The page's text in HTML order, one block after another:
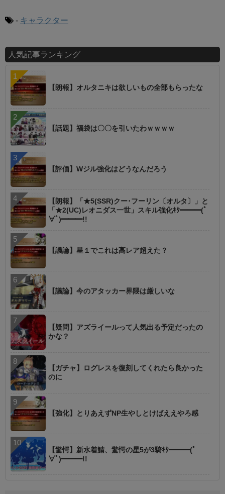
- キャラクター
人気記事ランキング
【朗報】オルタニキは欲しいもの全部もらったな
【話題】福袋は〇〇を引いたわｗｗｗｗ
【評価】Wジル強化はどうなんだろう
【朗報】「★5(SSR)クー･フーリン〔オルタ〕」と
「★2(UC)レオニダス一世」スキル強化ｷﾀ━━━(ﾟ
∀ﾟ)━━━!!
【議論】星１でこれは高レア超えた？
【議論】今のアタッカー界隈は厳しいな
【疑問】アズライールって人気出る予定だったの
かな？
【ガチャ】ログレスを復刻してくれたら良かった
のに
【強化】とりあえずNP生やしとけばええやろ感
【驚愕】新水着鯖、驚愕の星5が3騎ｷﾀ━━━(ﾟ
∀ﾟ)━━━!!